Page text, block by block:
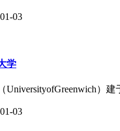
03
学
UniversityofGreenwich）
03